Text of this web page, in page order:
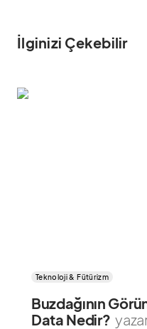
İlginizi Çekebilir
Teknoloji & Fütürizm
Buzdağının
Data Nedir?